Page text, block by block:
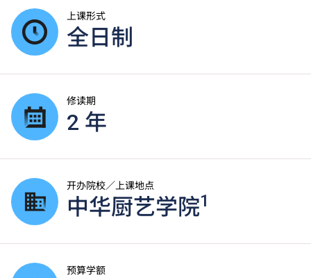
上课形式
全日制
修读期
2 年
开办院校／上课地点
中华厨艺学院1
预算学额